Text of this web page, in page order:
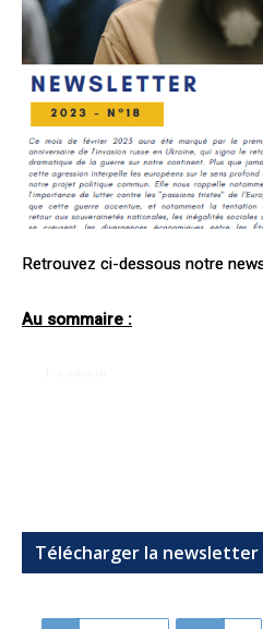
Retrouvez ci-dessous notre
Au sommaire :
Télécharger la newsletter